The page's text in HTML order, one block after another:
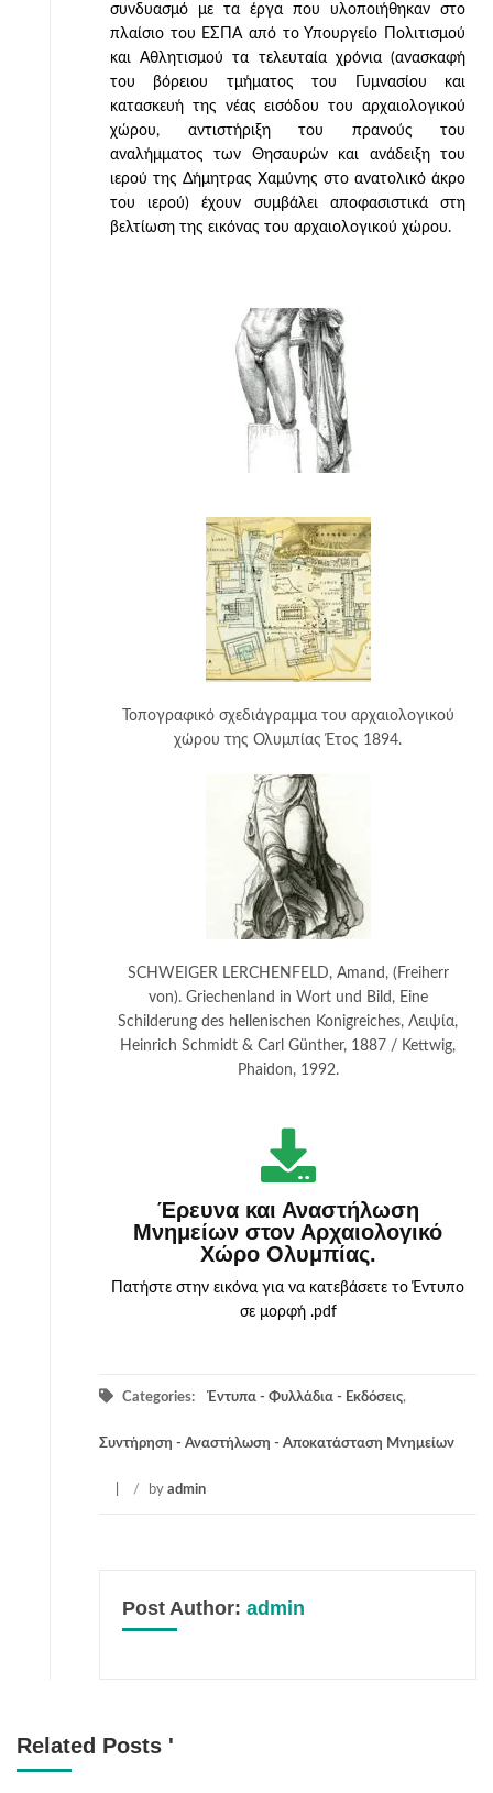
συνδυασμό με τα έργα που υλοποιήθηκαν στο
πλαίσιο του ΕΣΠΑ από το Υπουργείο Πολιτισμού
και Αθλητισμού τα τελευταία χρόνια (ανασκαφή
του βόρειου τμήματος του Γυμνασίου και
κατασκευή της νέας εισόδου του αρχαιολογικού
χώρου, αντιστήριξη του πρανούς του
αναλήμματος των Θησαυρών και ανάδειξη του
ιερού της Δήμητρας Χαμύνης στο ανατολικό άκρο
του ιερού) έχουν συμβάλει αποφασιστικά στη
βελτίωση της εικόνας του αρχαιολογικού χώρου.
Τοπογραφικό σχεδιάγραμμα του αρχαιολογικού
χώρου της Ολυμπίας Έτος 1894.
SCHWEIGER LERCHENFELD, Amand, (Freiherr
von). Griechenland in Wort und Bild, Eine
Schilderung des hellenischen Konigreiches, Λειψία,
Heinrich Schmidt & Carl Günther, 1887 / Kettwig,
Phaidon, 1992.
Έρευνα και Αναστήλωση
Μνημείων στον Αρχαιολογικό
Χώρο Ολυμπίας.
Πατήστε στην εικόνα για να κατεβάσετε το Έντυπο
σε μορφή .pdf
Categories: Έντυπα - Φυλλάδια - Εκδόσεις,
Συντήρηση - Αναστήλωση - Αποκατάσταση Μνημείων
/ by admin
Post Author: admin
Related Posts '